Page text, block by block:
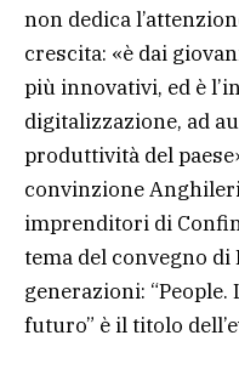
non dedica
crescita: «è dai
più innovativi, ed è
digitalizzazione, ad
produttività del
convinzione
imprenditori di
tema del convegno di
generazioni:
futuro” è il titolo